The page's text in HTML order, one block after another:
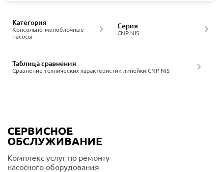
Консольно-моноблочные
насосы
Категория
CNP NIS
Серия
Сравнение технических характеристик линейки CNP NIS
Таблица сравнения
СЕРВИСНОЕ
ОБСЛУЖИВАНИЕ
Комплекс услуг по ремонту
насосного оборудования